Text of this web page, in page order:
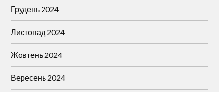
Грудень 2024
Листопад 2024
Жовтень 2024
Вересень 2024